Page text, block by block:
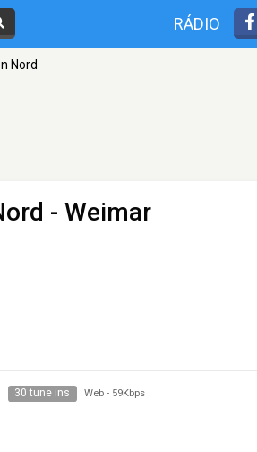
RÁDIO
Nord
- Weimar
30 tune ins Web - 59Kbps